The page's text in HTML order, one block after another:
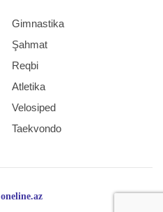
Gimnastika
Şahmat
Reqbi
Atletika
Velosiped
Taekvondo
oneline.az